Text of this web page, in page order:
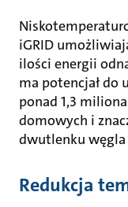
iGRID
ilości energii
ma potencjał do
ponad 1,3
domowych i
dwutlenku węgla
Redukcja